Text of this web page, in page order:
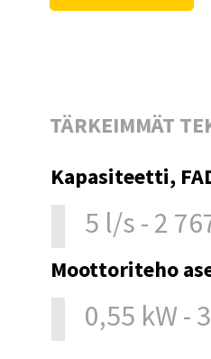
TÄRKEIMMÄT
Kapasiteetti,
5 l/s - 2
Moottoriteho
0,55 kW -